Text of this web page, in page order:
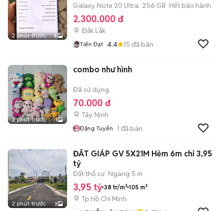
2 phút trước 6
Galaxy Note 20 Ultra 256 GB Hết bảo hành
2.300.000 đ
Đắk Lắk
Tiến Đạt 4.4 15 đã bán
2 phút trước 1
combo như hình
Đã sử dụng
70.000 đ
Tây Ninh
Đặng Tuyến 1 đã bán
2 phút trước 3
ĐẤT GIÁP GV 5X21M Hẻm 6m chỉ 3,95
tỷ
Đất thổ cư Ngang 5 m
3,95 tỷ 38 tr/m² 105 m²
Tp Hồ Chí Minh